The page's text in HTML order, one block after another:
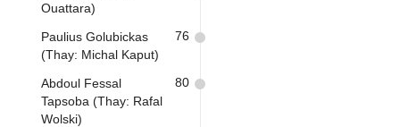
Ouattara)
Paulius Golubickas
(Thay: Michal Kaput)
76
Abdoul Fessal
Tapsoba (Thay: Rafal
Wolski)
80